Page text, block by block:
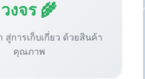
วงจร 🌾
สู่การเก็บเกี่ยว ด้วยสินค้า
คุณภาพ